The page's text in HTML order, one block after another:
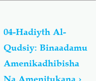
04-Hadiyth Al-
Qudsiy: Binaadamu
Amenikadhibisha